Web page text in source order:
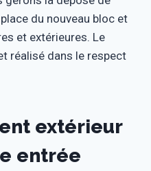
du nouveau bloc et
et extérieures. Le
réalisé dans le respect
extérieur
entrée